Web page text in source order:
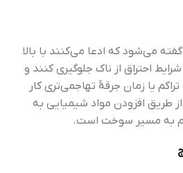
می‌شود که ادعا می‌کنند با بالا
احتراق از ناک جلوگیری کنند و
یا زمان جرقهٔ تهاجمی‌تری کار
طریق افزودن مواد شیمیایی به
به مسیر سوخت است.